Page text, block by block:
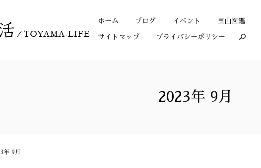
ホーム ブログ イベント 里山図鑑
サイトマップ プライバシーポリシー search
2023年 9月
年 9月